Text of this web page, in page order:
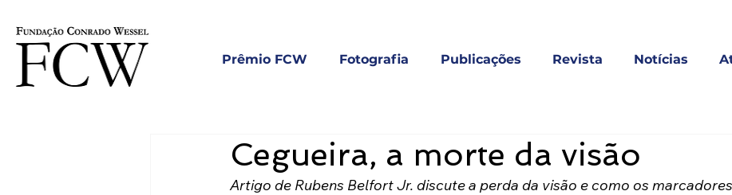
Prêmio FCW Fotografia Publicações Revista Notícias
Cegueira, a morte da visão
Artigo de Rubens Belfort Jr. discute a perda da visão e como os